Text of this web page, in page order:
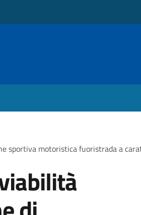
sportiva motoristica fuoristrada a